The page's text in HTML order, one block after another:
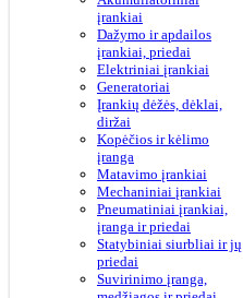
įrankiai
Dažymo ir apdailos
įrankiai, priedai
Elektriniai įrankiai
Generatoriai
Įrankių dėžės, dėklai,
diržai
Kopėčios ir kėlimo
įranga
Matavimo įrankiai
Mechaniniai įrankiai
Pneumatiniai įrankiai,
įranga ir priedai
Statybiniai siurbliai ir jų
priedai
Suvirinimo įranga,